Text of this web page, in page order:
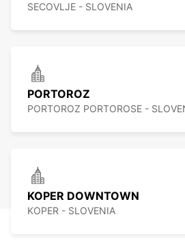
SECOVLJE - SLOVENIA
PORTOROZ
PORTOROZ PORTOROSE -
KOPER DOWNTOWN
KOPER - SLOVENIA